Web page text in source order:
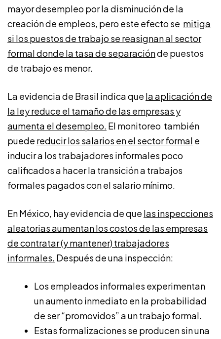
mayor desempleo por la disminución de la
creación de empleos, pero este efecto se mitiga
si los puestos de trabajo se reasignan al sector
formal donde la tasa de separaciónde puestos
de trabajo es menor.
La evidencia de Brasil indica que la aplicación de
la ley reduce el tamaño de las empresas y
aumenta el desempleo. El monitoreo también
puede reducir los salarios en el sector formal e
inducir a los trabajadores informales poco
calificados a hacer la transición a trabajos
formales pagados con el salario mínimo.
En México, hay evidencia de que las inspecciones
aleatorias aumentan los costos de las empresas
de contratar (y mantener) trabajadores
informales. Después de una inspección:
Los empleados informales experimentan
un aumento inmediato en la probabilidad
de ser “promovidos” a un trabajo formal.
Estas formalizaciones se producen sin una